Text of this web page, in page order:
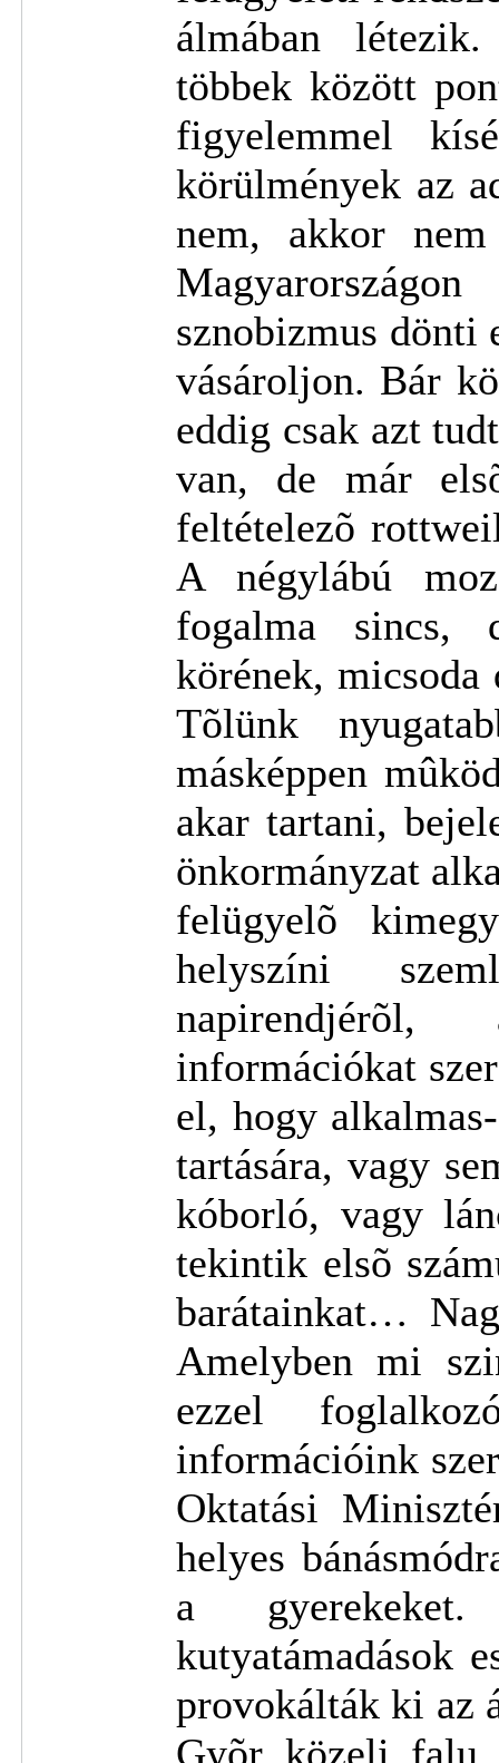
álmában
többek között
figyelemmel
körülmények az
nem, akkor
sznobizmus
vásároljon. Bár
eddig csak azt
van, de már
feltételezõ
A négylábú
fogalma sincs,
körének,
Tõlünk
másképpen
akar tartani,
önkormányzat
felügyelõ
helyszíni
információkat
el, hogy
tartására, vagy
kóborló, vagy
tekintik elsõ
barátainkat…
Amelyben mi
ezzel
információink
Oktatási
helyes
a
kutyatámadások
provokálták ki az
Gyõr közeli falu